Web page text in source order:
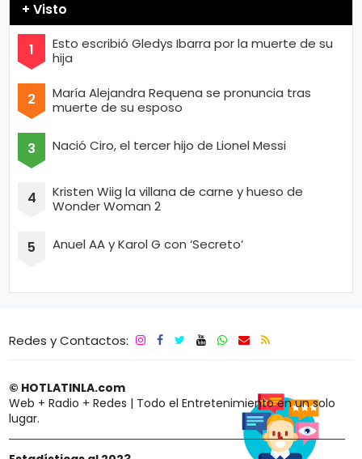
+ Visto
Esto escribió Gledys Ibarra por la muerte de su
hija
María Alejandra Requena se pronuncia tras
muerte de su esposo
Nació Ciro, el tercer hijo de Lionel Messi
Kristen Wiig la villana de carne y hueso de
Wonder Woman 2
Anuel AA y Karol G con ‘Secreto’
Redes y Contactos:
© HOTLATINLA.com
Web + Radio + Redes | Todo el Entretenimiento en un solo
lugar.